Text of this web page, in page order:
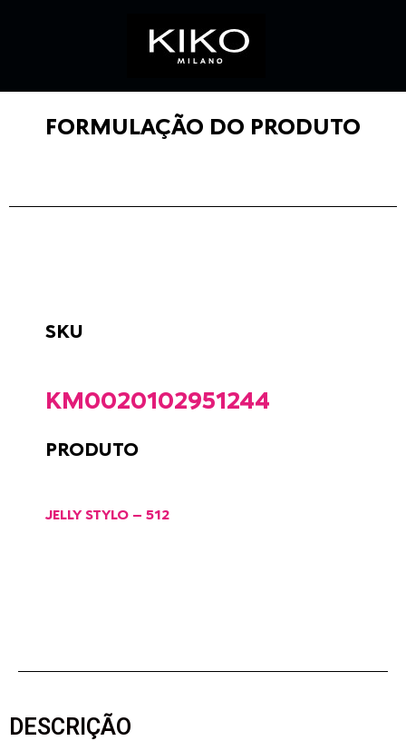
FORMULAÇÃO DO PRODUTO
SKU
KM0020102951244
PRODUTO
JELLY STYLO – 512
DESCRIÇÃO